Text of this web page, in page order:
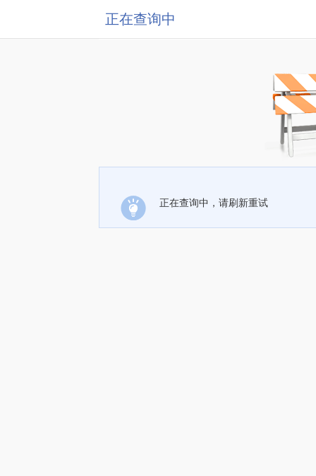
正在查询中
正在查询中，请刷新重试